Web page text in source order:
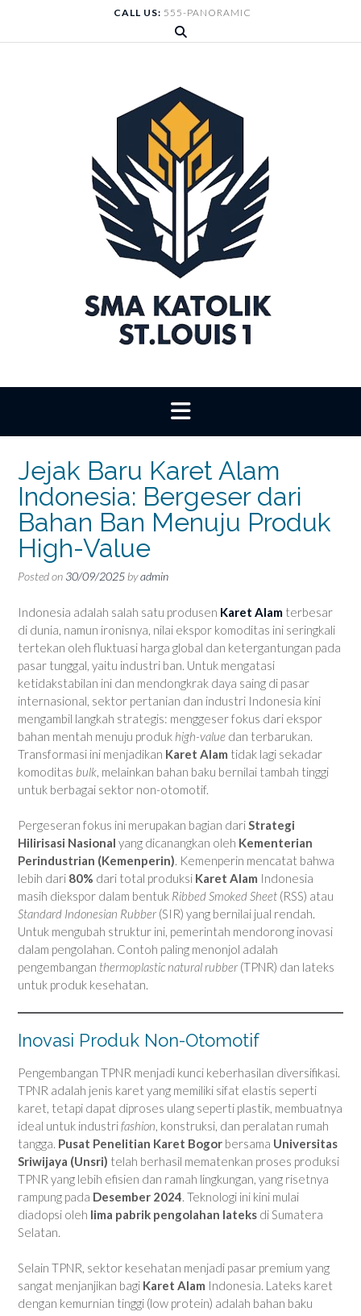
content
CALL US: 555-PANORAMIC
Jejak Baru Karet Alam
Indonesia: Bergeser dari
Bahan Ban Menuju Produk
High-Value
Posted on 30/09/2025 byadmin
Indonesia adalah salah satu produsen Karet Alam terbesar
di dunia, namun ironisnya, nilai ekspor komoditas ini seringkali
tertekan oleh fluktuasi harga global dan ketergantungan pada
pasar tunggal, yaitu industri ban. Untuk mengatasi
ketidakstabilan ini dan mendongkrak daya saing di pasar
internasional, sektor pertanian dan industri Indonesia kini
mengambil langkah strategis: menggeser fokus dari ekspor
bahan mentah menuju produk high-value dan terbarukan.
Transformasi ini menjadikan Karet Alam tidak lagi sekadar
komoditas bulk, melainkan bahan baku bernilai tambah tinggi
untuk berbagai sektor non-otomotif.
Pergeseran fokus ini merupakan bagian dariStrategi
Hilirisasi Nasional yang dicanangkan oleh Kementerian
Perindustrian (Kemenperin). Kemenperin mencatat bahwa
lebih dari 80% dari total produksi Karet Alam Indonesia
masih diekspor dalam bentuk Ribbed Smoked Sheet (RSS) atau
Standard Indonesian Rubber (SIR) yang bernilai jual rendah.
Untuk mengubah struktur ini, pemerintah mendorong inovasi
dalam pengolahan. Contoh paling menonjol adalah
pengembangan thermoplastic natural rubber (TPNR) dan lateks
untuk produk kesehatan.
Inovasi Produk Non-Otomotif
Pengembangan TPNR menjadi kunci keberhasilan diversifikasi.
TPNR adalah jenis karet yang memiliki sifat elastis seperti
karet, tetapi dapat diproses ulang seperti plastik, membuatnya
ideal untuk industrifashion, konstruksi, dan peralatan rumah
tangga. Pusat Penelitian Karet Bogor bersama Universitas
Sriwijaya (Unsri) telah berhasil mematenkan proses produksi
TPNR yang lebih efisien dan ramah lingkungan, yang risetnya
rampung pada Desember 2024. Teknologi ini kini mulai
diadopsi oleh lima pabrik pengolahan lateks di Sumatera
Selatan.
Selain TPNR, sektor kesehatan menjadi pasar premium yang
sangat menjanjikan bagi Karet Alam Indonesia. Lateks karet
dengan kemurnian tinggi (low protein) adalah bahan baku